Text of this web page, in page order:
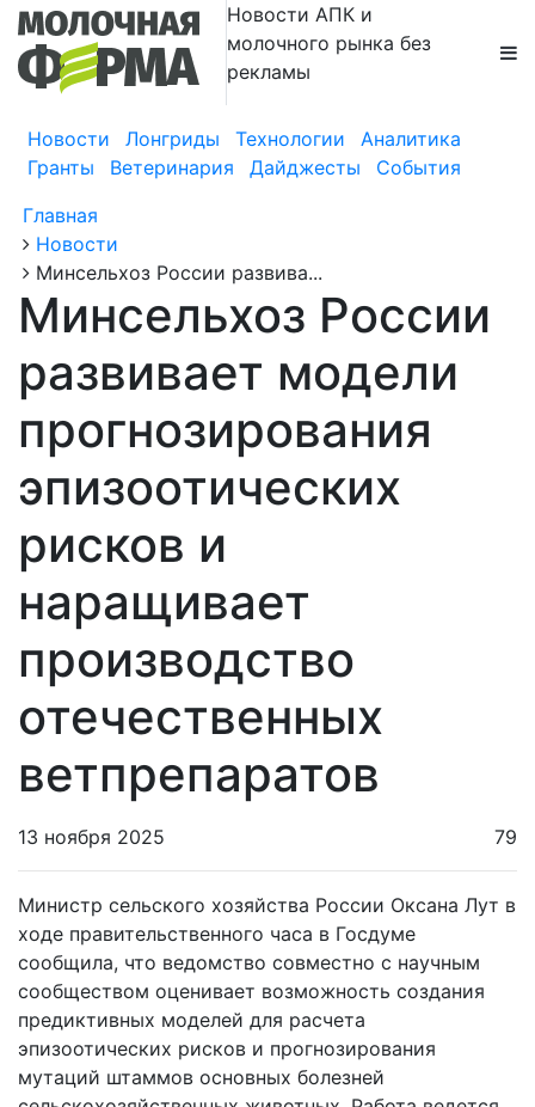
Новости АПК и
молочного рынка без
рекламы
Новости Лонгриды Технологии
Аналитика
Гранты
Ветеринария Дайджесты
События
Главная
Новости
Минсельхоз России развива...
Минсельхоз России
развивает модели
прогнозирования
эпизоотических
рисков и
наращивает
производство
отечественных
ветпрепаратов
13 ноября 2025 79
Министр сельского хозяйства России Оксана Лут в
ходе правительственного часа в Госдуме
сообщила, что ведомство совместно с научным
сообществом оценивает возможность создания
предиктивных моделей для расчета
эпизоотических рисков и прогнозирования
мутаций штаммов основных болезней